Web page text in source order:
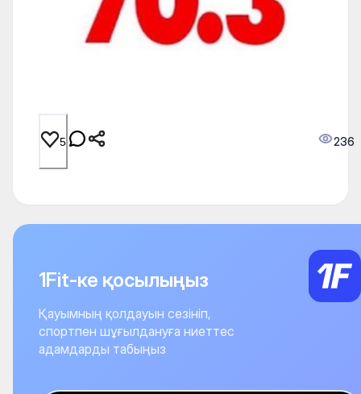
5 236
1Fit-ке қосылыңыз
Қауымның қолдауын сезініп,
спортпен шұғылдануға ниеттес
адамдарды табыңыз